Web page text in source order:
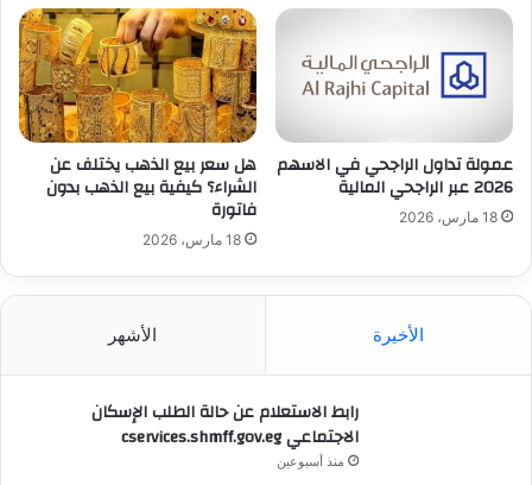
عمولة تداول الراجحي في الاسهم
2026 عبر الراجحي المالية
18 مارس، 2026
هل سعر بيع الذهب يختلف عن
الشراء؟ كيفية بيع الذهب بدون
فاتورة
18 مارس، 2026
الأخيرة الأشهر
رابط الاستعلام عن حالة الطلب الإسكان
الاجتماعي cservices.shmff.gov.eg
منذ أسبوعين